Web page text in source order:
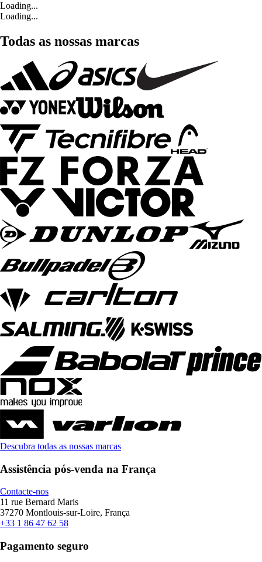
Loading...
Loading...
Todas as nossas marcas
Descubra todas as nossas marcas
Assistência pós-venda na França
Contacte-nos
11 rue Bernard Maris
37270 Montlouis-sur-Loire, França
+33 1 86 47 62 58
Pagamento seguro